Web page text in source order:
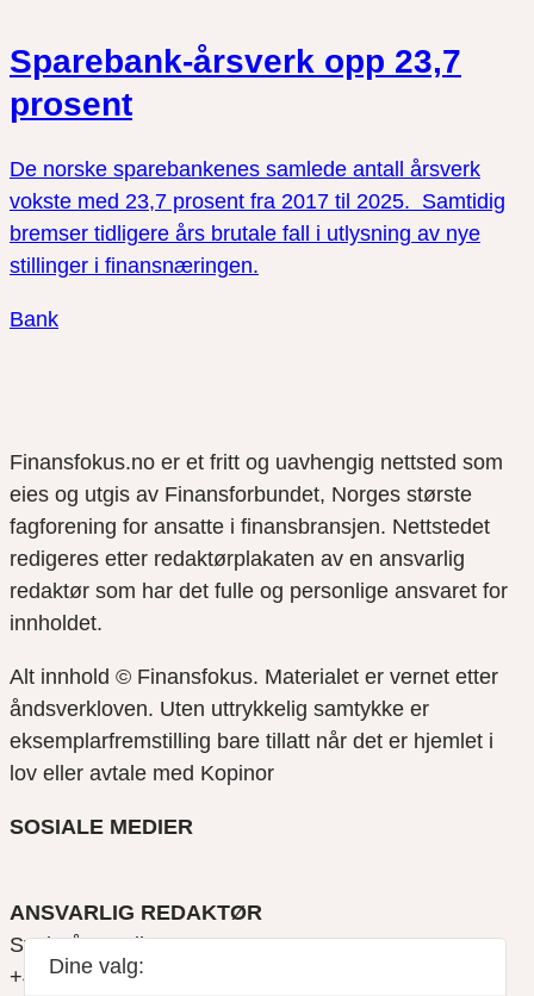
Sparebank-årsverk opp 23,7
prosent
De norske sparebankenes samlede antall årsverk
vokste med 23,7 prosent fra 2017 til 2025. Samtidig
bremser tidligere års brutale fall i utlysning av nye
stillinger i finansnæringen.
Bank
Finansfokus.no er et fritt og uavhengig nettsted som
eies og utgis av Finansforbundet, Norges største
fagforening for ansatte i finansbransjen. Nettstedet
redigeres etter redaktørplakaten av en ansvarlig
redaktør som har det fulle og personlige ansvaret for
innholdet.
Alt innhold © Finansfokus. Materialet er vernet etter
åndsverkloven. Uten uttrykkelig samtykke er
eksemplarfremstilling bare tillatt når det er hjemlet i
lov eller avtale med Kopinor
SOSIALE MEDIER
ANSVARLIG REDAKTØR
Svein Åge Eriksen
+47 900 79 547
Dine valg: